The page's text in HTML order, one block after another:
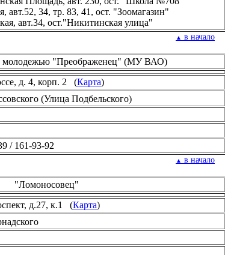
авт.52, 34, тр. 83, 41, ост. "Зоомагазин"
авт.34, ост."Никитинская улица"
▲ в начало
молодежью "Преображенец" (МУ ВАО)
д. 4, корп. 2 (Карта)
(Улица Подбельского)
/ 161-93-92
▲ в начало
"Ломоносовец"
д.27, к.1 (Карта)